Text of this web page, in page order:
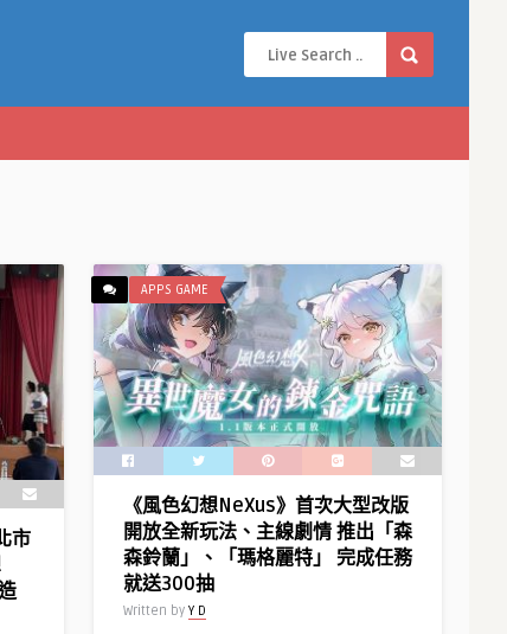
市
APPS GAME
《風色幻想NeXus》首次大型改版
開放全新玩法、主線劇情 推出「森
森鈴蘭」、「瑪格麗特」 完成任務
就送300抽
Written by Y D